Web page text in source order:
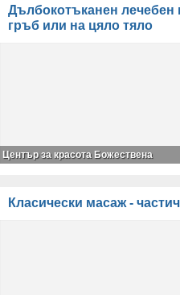
Дълбокотъканен лечебен
гръб или на цяло тяло
Център за красота Божествена
Класически масаж -